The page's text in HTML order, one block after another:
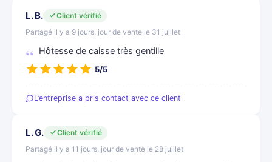
L. B.
Client vérifié
Partagé il y a 9 jours, jour de vente le 31 juillet
Hôtesse de caisse très gentille
5/5
L’entreprise a pris contact avec ce client
L. G.
Client vérifié
Partagé il y a 11 jours, jour de vente le 28 juillet